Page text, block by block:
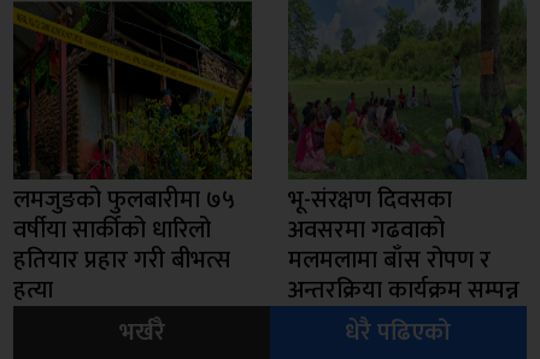
लमजुङको फुलबारीमा ७५
वर्षीया सार्कीको धारिलो
हतियार प्रहार गरी बीभत्स
हत्या
भू-संरक्षण दिवसका
अवसरमा गढवाको
मलमलामा बाँस रोपण र
अन्तरक्रिया कार्यक्रम सम्पन्न
भर्खरै
धेरै पढिएको